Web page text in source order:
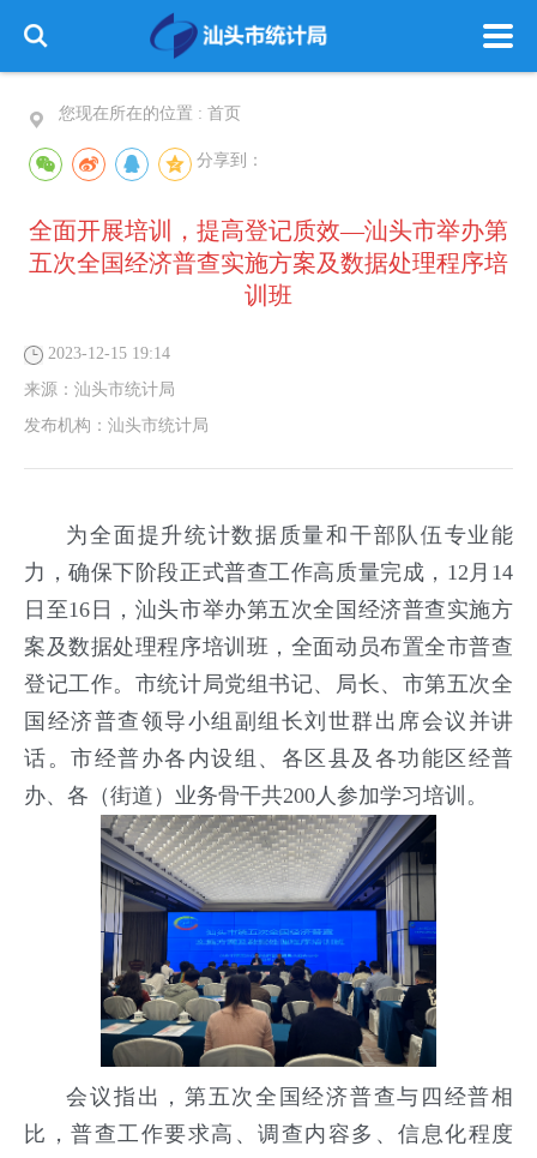
您现在所在的位置 : 首页
分享到：
全面开展培训，提高登记质效—汕头市举办第
五次全国经济普查实施方案及数据处理程序培
训班
2023-12-15 19:14
来源： 汕头市统计局
发布机构： 汕头市统计局
为全面提升统计数据质量和干部队伍专业能
力，确保下阶段正式普查工作高质量完成，12月14
日至16日，汕头市举办第五次全国经济普查实施方
案及数据处理程序培训班，全面动员布置全市普查
登记工作。市统计局党组书记、局长、市第五次全
国经济普查领导小组副组长刘世群出席会议并讲
话。市经普办各内设组、各区县及各功能区经普
办、各（街道）业务骨干共200人参加学习培训。
会议指出，第五次全国经济普查与四经普相
比，普查工作要求高、调查内容多、信息化程度